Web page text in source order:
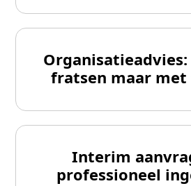
fratsen maar
Interim
professioneel